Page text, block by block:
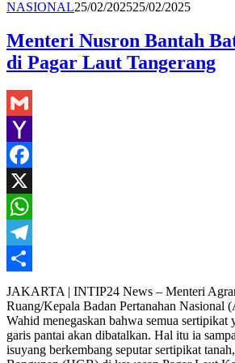
NASIONALRedaksi
25/02/202525/02/2025
Menteri Nusron Bantah
di Pagar Laut Tangerang
Gmail
Yahoo
Mail
Facebook
X
WhatsApp
Telegram
Share
JAKARTA | INTIP24 News – Menteri
Ruang/Kepala Badan Pertanahan Nasional
Wahid menegaskan bahwa semua sertipikat
garis pantai akan dibatalkan. Hal itu ia
isuyang berkembang seputar sertipikat